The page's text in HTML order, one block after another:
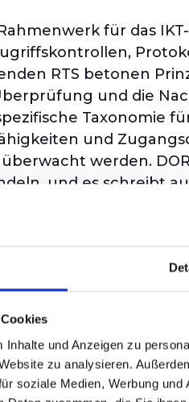
und Anzeigen zu
zu analysieren.
soziale Medien, Werbung
für das
RTS betonen
und die
Taxonomie
und
werden.
und es schreibt
PAM bezieht
Es soll den
von
kontrollierter
DORA verlangt
keine uniforme
der